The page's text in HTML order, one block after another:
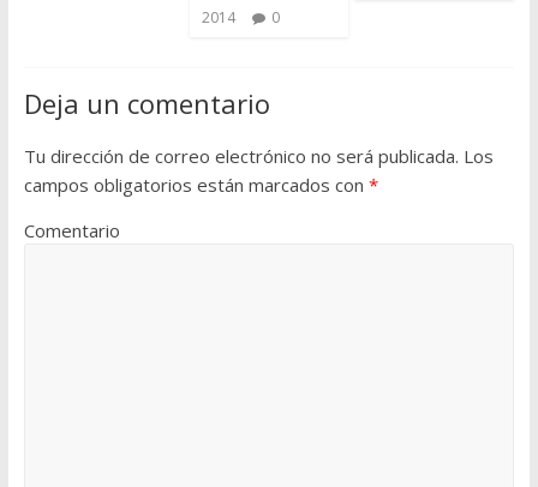
2014
0
Deja un comentario
Tu dirección de correo electrónico no será publicada. Los
campos obligatorios están marcados con *
Comentario